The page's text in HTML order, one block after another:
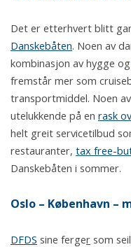
Det er etterhvert blitt
Danskebåten. Noen av
kombinasjon av hygge og
fremstår mer som
transportmiddel. Noen
utelukkende på en rask
helt greit servicetilbud
restauranter, tax free-
Danskebåten i sommer.
Oslo – København –
DFDS sine ferger som